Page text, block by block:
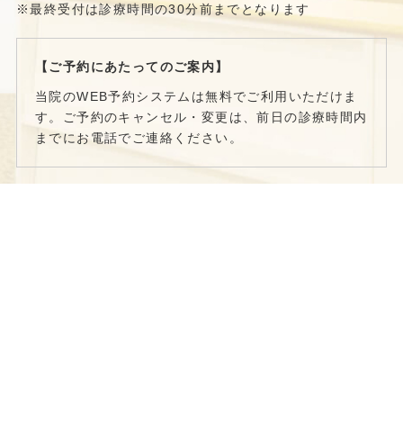
※最終受付は診療時間の30分前までとなります
【ご予約にあたってのご案内】
当院のWEB予約システムは無料でご利用いただけま
す。ご予約のキャンセル・変更は、前日の診療時間内
までにお電話でご連絡ください。